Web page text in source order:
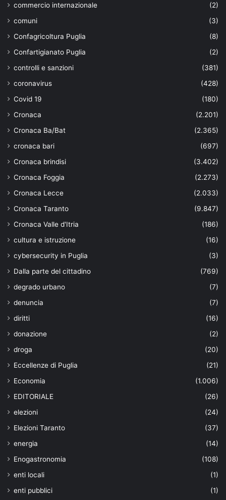
commercio internazionale
(2)
comuni
(3)
Confagricoltura Puglia
(8)
Confartigianato Puglia
(2)
controlli e sanzioni
(381)
coronavirus
(428)
Covid 19
(180)
Cronaca
(2.201)
Cronaca Ba/Bat
(2.365)
cronaca bari
(697)
Cronaca brindisi
(3.402)
Cronaca Foggia
(2.273)
Cronaca Lecce
(2.033)
Cronaca Taranto
(9.847)
Cronaca Valle d'Itria
(186)
cultura e istruzione
(16)
cybersecurity in Puglia
(3)
Dalla parte del cittadino
(769)
degrado urbano
(7)
denuncia
(7)
diritti
(16)
donazione
(2)
droga
(20)
Eccellenze di Puglia
(21)
Economia
(1.006)
EDITORIALE
(26)
elezioni
(24)
Elezioni Taranto
(37)
energia
(14)
Enogastronomia
(108)
enti locali
(1)
enti pubblici
(1)